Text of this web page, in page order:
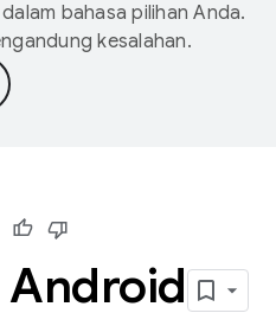
bahasa pilihan Anda.
kesalahan.